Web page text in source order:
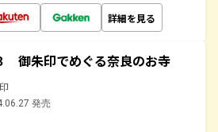
詳細を見る
御朱印でめぐる奈良のお寺
発売